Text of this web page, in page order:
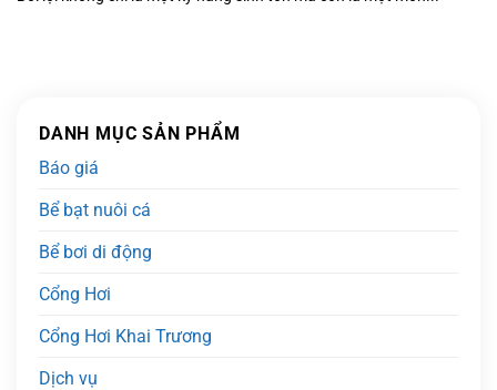
DANH MỤC SẢN PHẨM
Báo giá
Bể bạt nuôi cá
Bể bơi di động
Cổng Hơi
Cổng Hơi Khai Trương
Dịch vụ